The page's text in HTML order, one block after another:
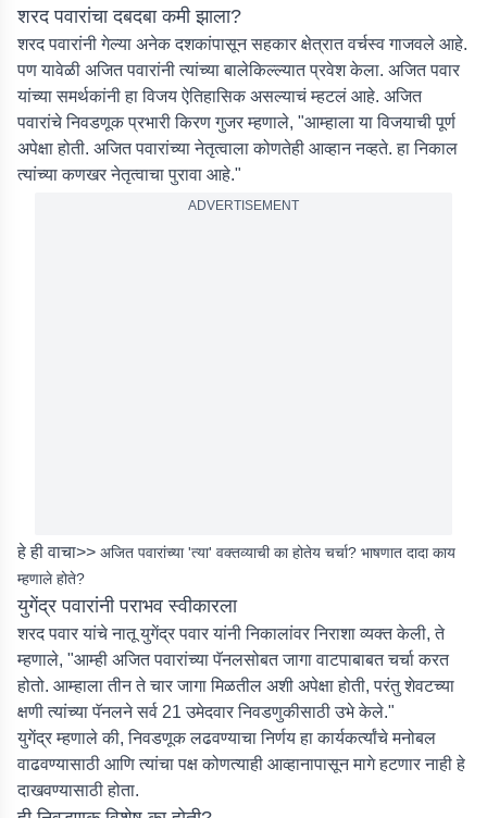
शरद पवारांचा दबदबा कमी झाला?
शरद पवारांनी गेल्या अनेक दशकांपासून सहकार क्षेत्रात वर्चस्व गाजवले आहे.
पण यावेळी अजित पवारांनी त्यांच्या बालेकिल्ल्यात प्रवेश केला. अजित पवार
यांच्या समर्थकांनी हा विजय ऐतिहासिक असल्याचं म्हटलं आहे. अजित
पवारांचे निवडणूक प्रभारी किरण गुजर म्हणाले, "आम्हाला या विजयाची पूर्ण
अपेक्षा होती. अजित पवारांच्या नेतृत्वाला कोणतेही आव्हान नव्हते. हा निकाल
त्यांच्या कणखर नेतृत्वाचा पुरावा आहे."
ADVERTISEMENT
हे ही वाचा>> अजित पवारांच्या 'त्या' वक्तव्याची का होतेय चर्चा? भाषणात दादा काय
म्हणाले होते?
युगेंद्र पवारांनी पराभव स्वीकारला
शरद पवार यांचे नातू युगेंद्र पवार यांनी निकालांवर निराशा व्यक्त केली, ते
म्हणाले, "आम्ही अजित पवारांच्या पॅनलसोबत जागा वाटपाबाबत चर्चा करत
होतो. आम्हाला तीन ते चार जागा मिळतील अशी अपेक्षा होती, परंतु शेवटच्या
क्षणी त्यांच्या पॅनलने सर्व 21 उमेदवार निवडणुकीसाठी उभे केले."
युगेंद्र म्हणाले की, निवडणूक लढवण्याचा निर्णय हा कार्यकर्त्यांचे मनोबल
वाढवण्यासाठी आणि त्यांचा पक्ष कोणत्याही आव्हानापासून मागे हटणार नाही हे
दाखवण्यासाठी होता.